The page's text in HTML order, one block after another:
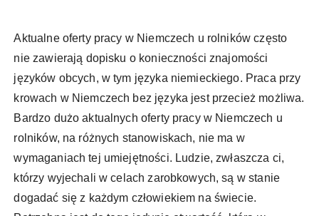
Aktualne oferty pracy w Niemczech u rolników często
nie zawierają dopisku o konieczności znajomości
języków obcych, w tym języka niemieckiego. Praca przy
krowach w Niemczech bez języka jest przecież możliwa.
Bardzo dużo aktualnych oferty pracy w Niemczech u
rolników, na różnych stanowiskach, nie ma w
wymaganiach tej umiejętności. Ludzie, zwłaszcza ci,
którzy wyjechali w celach zarobkowych, są w stanie
dogadać się z każdym człowiekiem na świecie.